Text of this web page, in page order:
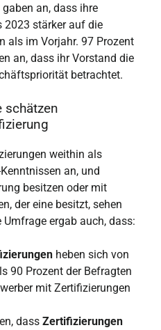
an, dass ihre
2023 stärker auf die
als im Vorjahr. 97 Prozent
an, dass ihr Vorstand die
betrachtet.
schätzen
weithin als
an, und
besitzen oder mit
der eine besitzt, sehen
ergab auch, dass:
heben sich von
90 Prozent der Befragten
mit Zertifizierungen
dass Zertifizierungen